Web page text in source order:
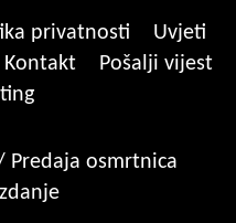
privatnosti
Uvjeti
Kontakt
Pošalji vijest
Predaja osmrtnica